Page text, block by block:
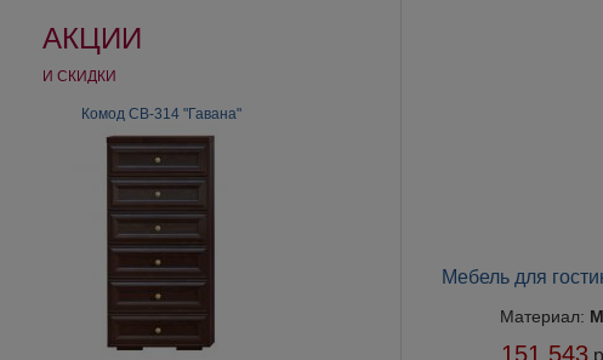
АКЦИИ
И СКИДКИ
Комод СВ-314 "Гавана"
Шкаф 4-дверный зеркальный для
спальни «Ольга»
Мебель для
Материал:
151 543